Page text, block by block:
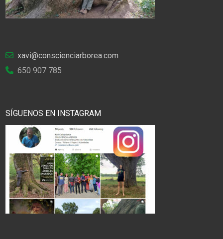
xavi@conscienciarborea.com
650 907 785
SÍGUENOS EN INSTAGRAM